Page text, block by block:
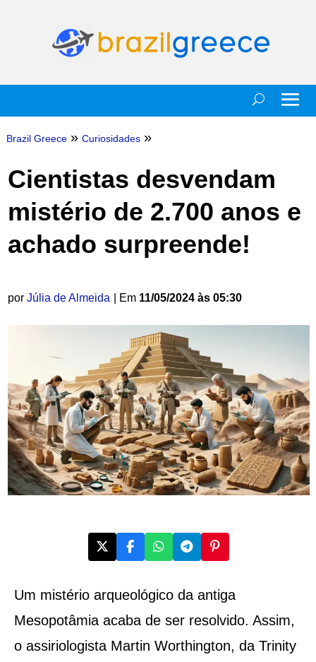
Brazil Greece » Curiosidades »
Cientistas desvendam
mistério de 2.700 anos e
achado surpreende!
por Júlia de Almeida | Em 11/05/2024 às 05:30
Um mistério arqueológico da antiga
Mesopotâmia acaba de ser resolvido. Assim,
o assiriologista Martin Worthington, da Trinity